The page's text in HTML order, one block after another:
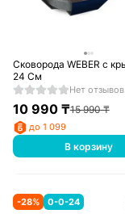
Сковорода WEBER с крышкой
24 См
Нет отзывов
10 990₸15 990₸
до 1 099
В корзину
-28% 0-0-24